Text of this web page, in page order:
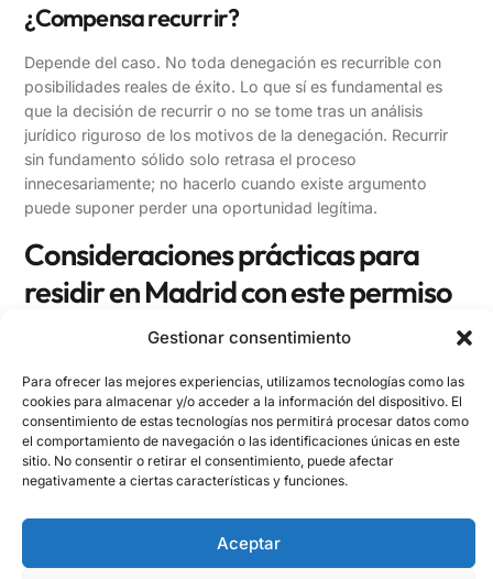
Gestionar consentimiento
Para ofrecer las mejores experiencias, utilizamos tecnologías como las
cookies para almacenar y/o acceder a la información del dispositivo. El
consentimiento de estas tecnologías nos permitirá procesar datos como
el comportamiento de navegación o las identificaciones únicas en este
sitio. No consentir o retirar el consentimiento, puede afectar
negativamente a ciertas características y funciones.
Aceptar
¿Compensa recurrir?
Depende del caso. No toda denegación es recurrible con
posibilidades reales de éxito. Lo que sí es fundamental es
que la decisión de recurrir o no se tome tras un análisis
jurídico riguroso de los motivos de la denegación. Recurrir
sin fundamento sólido solo retrasa el proceso
innecesariamente; no hacerlo cuando existe argumento
puede suponer perder una oportunidad legítima.
Consideraciones prácticas para
residir en Madrid con este permiso
Obtener la autorización es solo el primer paso. Instalarse de
obligaciones asociadas a la residencia es igual de
importante para mantener el permiso y preparar el camino
hacia situaciones más estables.
Empadronamiento municipal
Una vez en Madrid, el titular debeempadronarse en el
lo antes posible. El padrón
municipal es el punto de partida para acceder a servicios
👋, bienvenido aDEI Abogacía